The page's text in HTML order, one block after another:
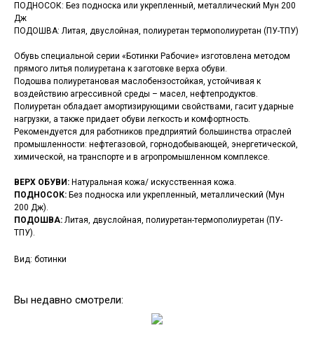
ПОДНОСОК: Без подноска или укрепленный, металлический Мун 200
Дж
ПОДОШВА: Литая, двуслойная, полиуретан термополиуретан (ПУ-ТПУ)
Обувь специальной серии «Ботинки Рабочие» изготовлена методом
прямого литья полиуретана к заготовке верха обуви.
Подошва полиуретановая маслобензостойкая, устойчивая к
воздействию агрессивной среды – масел, нефтепродуктов.
Полиуретан обладает амортизирующими свойствами, гасит ударные
нагрузки, а также придает обуви легкость и комфортность.
Рекомендуется для работников предприятий большинства отраслей
промышленности: нефтегазовой, горнодобывающей, энергетической,
химической, на транспорте и в агропромышленном комплексе.
ВЕРХ ОБУВИ: Натуральная кожа/ искусственная кожа.
ПОДНОСОК: Без подноска или укрепленный, металлический (Мун
200 Дж).
ПОДОШВА: Литая, двуслойная, полиуретан-термополиуретан (ПУ-
ТПУ).
Вид: ботинки
Вы недавно смотрели: